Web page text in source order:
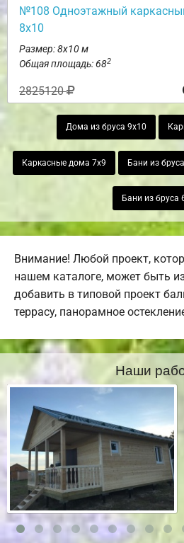
№108 Одноэтажный
8х10
Размер: 8х10 м
Общая площадь: 682
2825120
Дома из бруса 9х10
Каркасные дома 7х9 Бани из
Бани из бруса
Внимание! Любой проект,
нашем каталоге, может быть
добавить в типовой проект
террасу, панорамное
Наши